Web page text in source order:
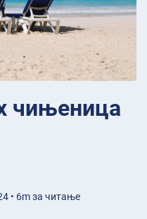
чињеница
• 6m за читање